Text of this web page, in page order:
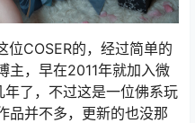
COSER的，经过简单的
主，早在2011年就加入微
了，不过这是一位佛系玩
品并不多，更新的也没那